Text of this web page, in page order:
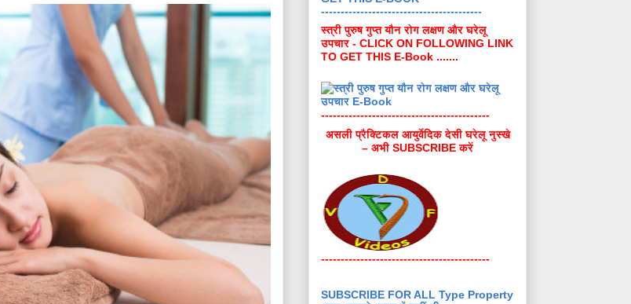
-----------------------------------------
स्त्री पुरुष गुप्त यौन रोग लक्षण और घरेलू
उपचार - CLICK ON FOLLOWING LINK
TO GET THIS E-Book .......
-------------------------------------------
असली प्रैक्टिकल आयुर्वेदिक देसी घरेलू नुस्खे
– अभी SUBSCRIBE करें
-------------------------------------------
SUBSCRIBE FOR ALL Type Property